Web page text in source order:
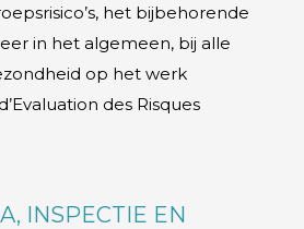
het bijbehorende
in het algemeen, bij alle
op het werk
des Risques
INSPECTIE EN